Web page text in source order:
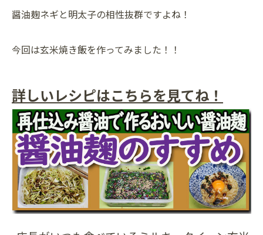
醤油麹ネギと明太子の相性抜群ですよね！
今回は玄米焼き飯を作ってみました！！
詳しいレシピはこちらを見てね！